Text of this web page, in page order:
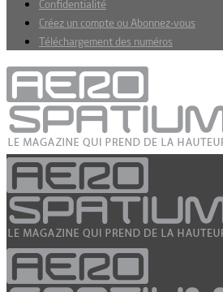
Confidentialité
Créez un compte ou Abonnez-vous
Téléchargement des numéros